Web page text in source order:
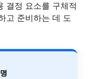
결정 요소를 구체적
고 준비하는 데 도